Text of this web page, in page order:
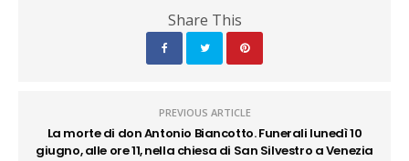
Share This
PREVIOUS ARTICLE
La morte di don Antonio Biancotto. Funerali lunedì 10
giugno, alle ore 11, nella chiesa di San Silvestro a Venezia